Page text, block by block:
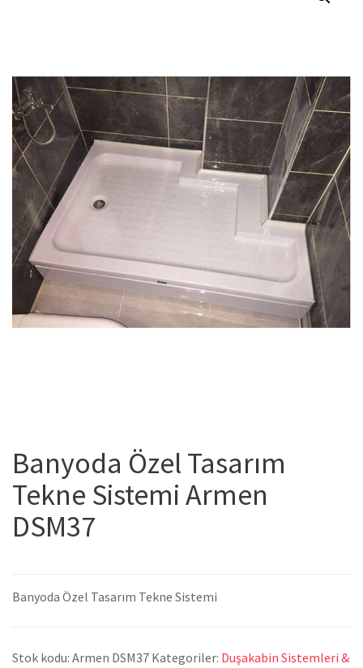
Banyoda Özel Tasarım
Tekne Sistemi Armen
DSM37
Banyoda Özel Tasarım Tekne Sistemi
Stok kodu: Armen DSM37 Kategoriler: Duşakabin Sistemleri &